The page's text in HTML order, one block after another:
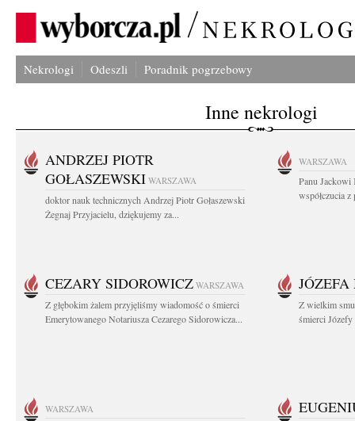
Nekrologi Odeszli Poradnik pogrzebowy
Inne nekrologi
ANDRZEJ PIOTR
GOŁASZEWSKI WARSZAWA
doktor nauk technicznych Andrzej Piotr Gołaszewski
Żegnaj Przyjacielu, dziękujemy za...
WARSZAWA
Panu Jackowi
współczucia
CEZARY SIDOROWICZ WARSZAWA
Z głębokim żalem przyjęliśmy wiadomość o śmierci
Emerytowanego Notariusza Cezarego Sidorowicza...
Z wielkim
śmierci
WARSZAWA